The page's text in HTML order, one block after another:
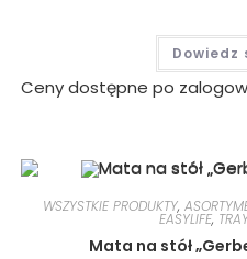
Dowiedz
Ceny dostępne po
WSZYSTKIE PRODUKTY,
EASYLIFE,
Mata na stół